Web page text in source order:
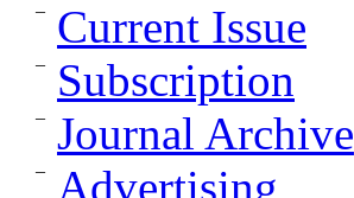
Current Issue
Subscription
Journal Archive
Advertising